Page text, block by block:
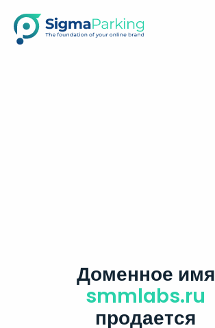
Доменное имя
smmlabs.ru
продается